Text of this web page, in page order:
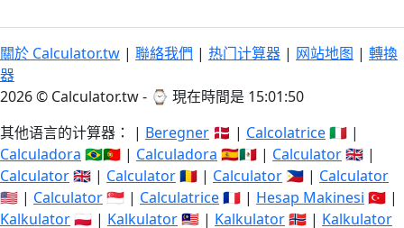
關於 Calculator.tw | 聯絡我們 | 热门计算器 | 网站地图 | 轉換
器
2026 © Calculator.tw - ⌚ 現在時間是 15:01:50
其他语言的计算器： | Beregner 🇩🇰 | Calcolatrice🇮🇹 |
Calculadora 🇧🇷🇵🇹 | Calculadora 🇪🇸🇲🇽 | Calculator🇬🇧 |
Calculator🇬🇧 | Calculator🇷🇴 | Calculator 🇵🇭 | Calculator
🇺🇸 | Calculator🇸🇬 | Calculatrice🇫🇷 | Hesap Makinesi 🇹🇷 |
Kalkulator🇵🇱 | Kalkulator🇲🇾 | Kalkulator🇳🇴 | Kalkulator